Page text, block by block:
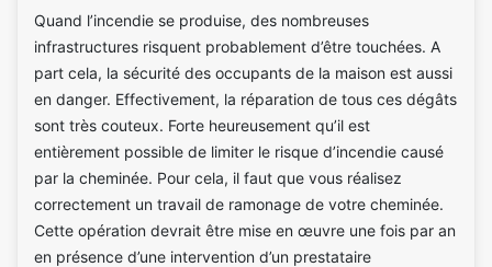
Quand l’incendie se produise, des nombreuses
infrastructures risquent probablement d’être touchées. A
part cela, la sécurité des occupants de la maison est aussi
en danger. Effectivement, la réparation de tous ces dégâts
sont très couteux. Forte heureusement qu’il est
entièrement possible de limiter le risque d’incendie causé
par la cheminée. Pour cela, il faut que vous réalisez
correctement un travail de ramonage de votre cheminée.
Cette opération devrait être mise en œuvre une fois par an
en présence d’une intervention d’un prestataire